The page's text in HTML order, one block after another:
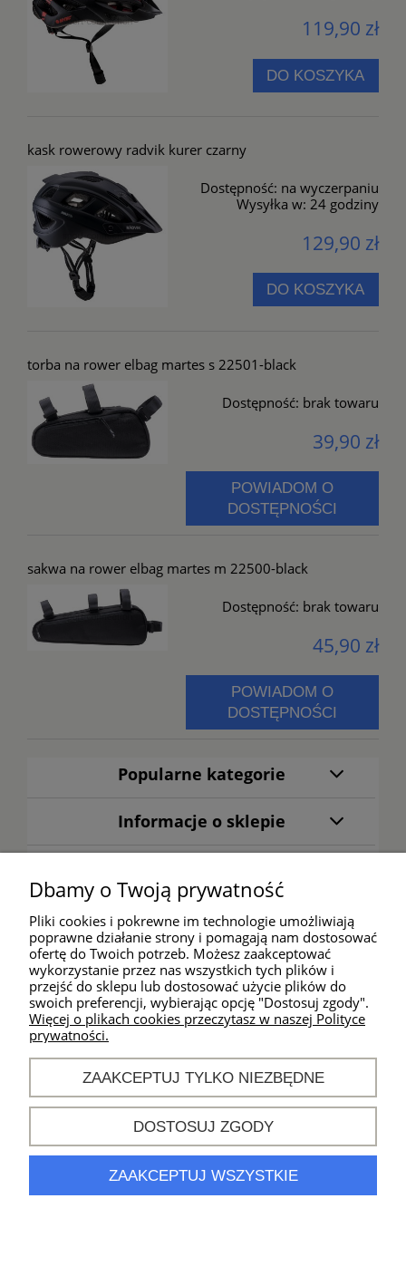
119,90 zł
DO KOSZYKA
kask rowerowy radvik kurer czarny
Dostępność: na wyczerpaniu
Wysyłka w: 24 godziny
129,90 zł
DO KOSZYKA
torba na rower elbag martes s 22501-black
Dostępność: brak towaru
39,90 zł
POWIADOM O
DOSTĘPNOŚCI
sakwa na rower elbag martes m 22500-black
Dostępność: brak towaru
45,90 zł
POWIADOM O
DOSTĘPNOŚCI
Popularne kategorie
Informacje o sklepie
Moje konto
Kontakt
Godziny działania
sklepu:
piątku
w godz. 10:00 -
khm@sport-
connection.pl
nr tel.694 896 944
Dbamy o Twoją prywatność
Pliki cookies i pokrewne im technologie umożliwiają
poprawne działanie strony i pomagają nam dostosować
ofertę do Twoich potrzeb. Możesz zaakceptować
wykorzystanie przez nas wszystkich tych plików i
przejść do sklepu lub dostosować użycie plików do
swoich preferencji, wybierając opcję "Dostosuj zgody".
Więcej o plikach cookies przeczytasz w naszej Polityce
prywatności.
ZAAKCEPTUJ TYLKO NIEZBĘDNE
DOSTOSUJ ZGODY
ZAAKCEPTUJ WSZYSTKIE